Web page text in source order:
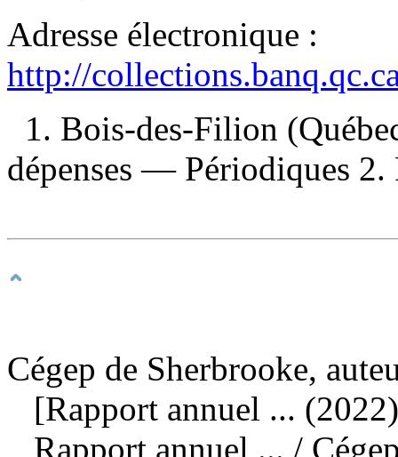
Adresse électronique :
http://
1. Bois-des-Filion
dépenses — Périodiques
Cégep de Sherbrooke,
[Rapport annuel ...
Rapport annuel ... /